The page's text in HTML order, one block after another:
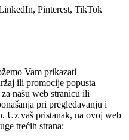
Pinterest, TikTok
Vam prikazati
ili promocije popusta
našu web stranicu ili
pri pregledavanju i
Uz vaš pristanak, na ovoj web
trećih strana: